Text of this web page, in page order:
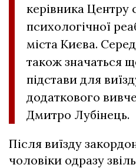
керівника Центру
психологічної
міста Києва.
також значаться
підстави для
додаткового
Дмитро Лубінець.
Після виїзду
чоловіки одразу